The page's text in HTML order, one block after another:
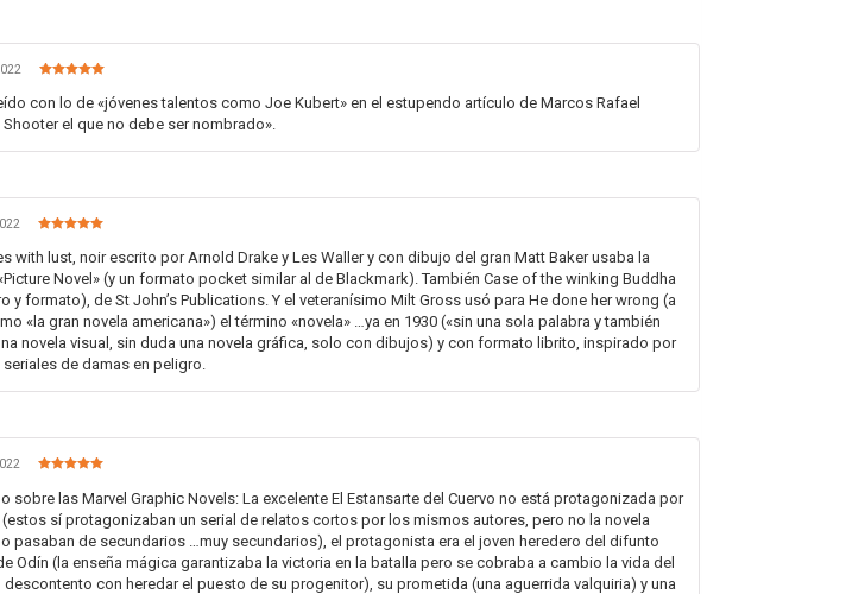
de 5
con lo de «jóvenes talentos como Joe Kubert» en el estupendo artículo de Marcos Rafael
Shooter el que no debe ser nombrado».
de 5
with lust, noir escrito por Arnold Drake y Les Waller y con dibujo del gran Matt Baker usaba la
Novel» (y un formato pocket similar al de Blackmark). También Case of the winking Buddha
y formato), de St John’s Publications. Y el veteranísimo Milt Gross usó para He done her wrong (a
«la gran novela americana») el término «novela» …ya en 1930 («sin una sola palabra y también
novela visual, sin duda una novela gráfica, solo con dibujos) y con formato librito, inspirado por
de damas en peligro.
de 5
sobre las Marvel Graphic Novels: La excelente El Estansarte del Cuervo no está protagonizada por
(estos sí protagonizaban un serial de relatos cortos por los mismos autores, pero no la novela
pasaban de secundarios …muy secundarios), el protagonista era el joven heredero del difunto
Odín (la enseña mágica garantizaba la victoria en la batalla pero se cobraba a cambio la vida del
con heredar el puesto de su progenitor), su prometida (una aguerrida valquiria) y una